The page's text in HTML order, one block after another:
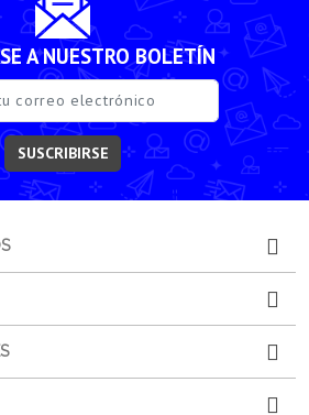
A NUESTRO BOLETÍN
SUSCRIBIRSE